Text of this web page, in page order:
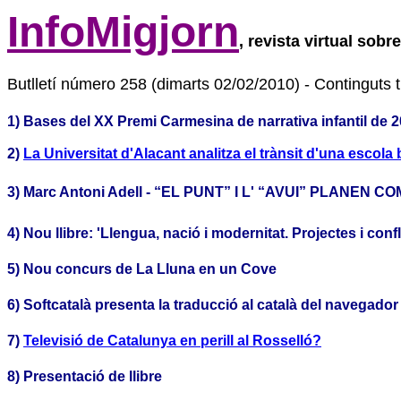
InfoMigjorn, revista virtual
Butlletí número 258 (dimarts 02/02/2010) - Continguts
1) Bases del XX Premi Carmesina de narrativa infantil de
2) La Universitat d'Alacant analitza el trànsit d'una
3) Marc Antoni Adell - “EL PUNT” I L' “AVUI” PLANEN
4) Nou llibre: 'Llengua, nació i modernitat. Projectes i
5) Nou concurs de La Lluna en un Cove
6) Softcatalà presenta la traducció al català del
7) Televisió de Catalunya en perill al Rosselló?
8) Presentació de llibre